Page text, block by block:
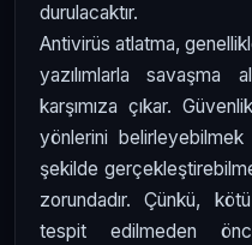
durulacaktır.
Antivirüs atlatma,
yazılımlarla savaşma
karşımıza çıkar.
yönlerini
şekilde
zorundadır. Çünkü,
tespit edilmeden